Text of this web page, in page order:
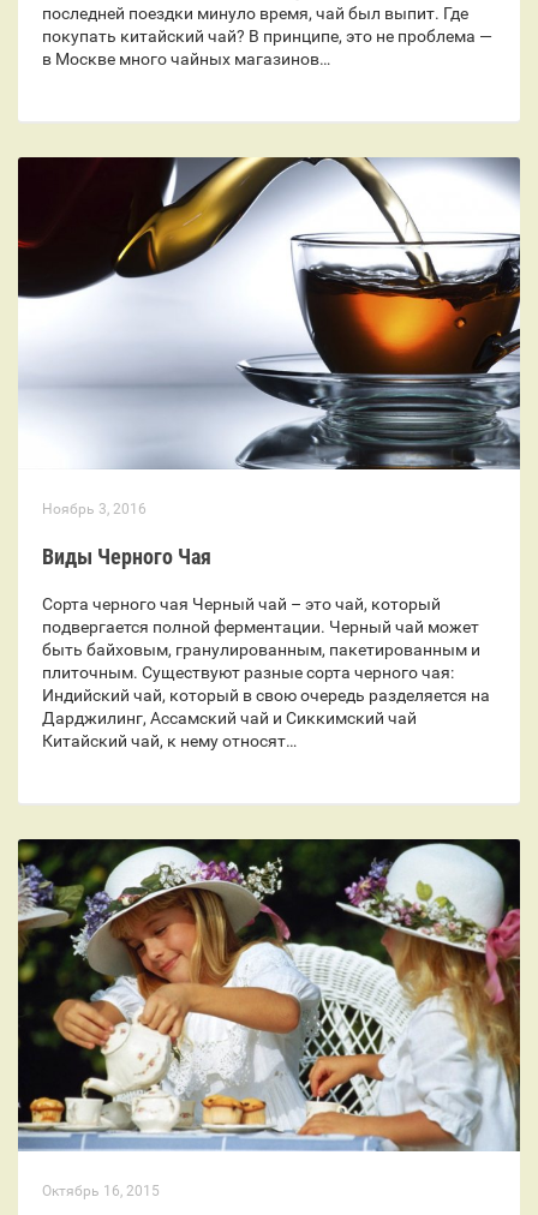
последней поездки минуло время, чай был выпит. Где
покупать китайский чай? В принципе, это не проблема —
в Москве много чайных магазинов…
Ноябрь 3, 2016
Виды Черного Чая
Сорта черного чая Черный чай – это чай, который
подвергается полной ферментации. Черный чай может
быть байховым, гранулированным, пакетированным и
плиточным. Существуют разные сорта черного чая:
Индийский чай, который в свою очередь разделяется на
Дарджилинг, Ассамский чай и Сиккимский чай
Китайский чай, к нему относят…
Октябрь 16, 2015